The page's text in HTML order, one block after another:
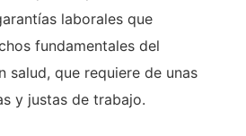
laborales que
fundamentales del
salud, que requiere de unas
y justas de trabajo.